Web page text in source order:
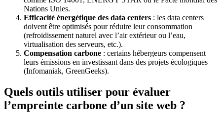
Nations Unies.
Efficacité énergétique des data centers : les data centers
doivent être optimisés pour réduire leur consommation
(refroidissement naturel avec l’air extérieur ou l’eau,
virtualisation des serveurs, etc.).
Compensation carbone : certains hébergeurs compensent
leurs émissions en investissant dans des projets écologiques
(Infomaniak, GreenGeeks).
Quels outils utiliser pour évaluer
l’empreinte carbone d’un site web ?